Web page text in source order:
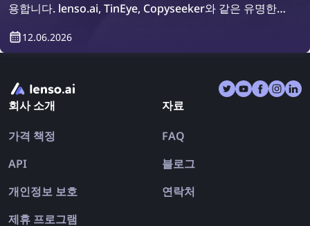
용합니다. lenso.ai, TinEye, Copyseeker와 같은 유명한
사용할 수 있는 편리한 앱들도 많이 있습니다. 2026년에
12.06.2026
회사 소개
가격 책정
API
개인정보 보호
제휴 프로그램
자료
FAQ
블로그
연락처